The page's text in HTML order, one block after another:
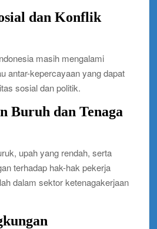
dan Konflik
masih mengalami
antar-kepercayaan yang dapat
sosial dan politik.
Buruh dan Tenaga
upah yang rendah, serta
terhadap hak-hak pekerja
dalam sektor ketenagakerjaan